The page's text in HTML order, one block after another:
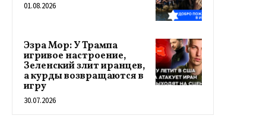
01.08.2026
Эзра Мор: У Трампа
игривое настроение,
Зеленский злит иранцев,
а курды возвращаются в
игру
30.07.2026